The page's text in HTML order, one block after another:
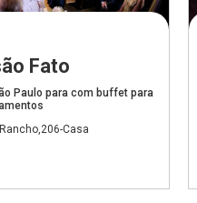
Fato
Paulo para com buffet para
Casa